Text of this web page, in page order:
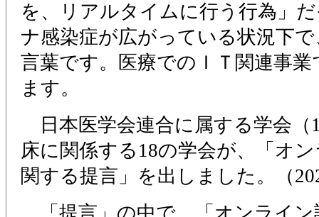
を、リアルタイムに行う行為」
ナ感染症が広がっている状況下
言葉です。医療でのＩＴ関連事
ます。
日本医学会連合に属する学会（
床に関係する18の学会が、「オ
関する提言」を出しました。（